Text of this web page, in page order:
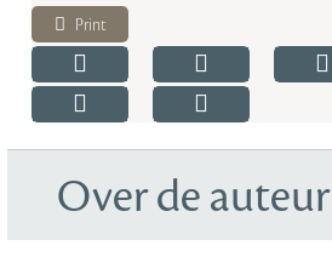
Print
Over de auteur